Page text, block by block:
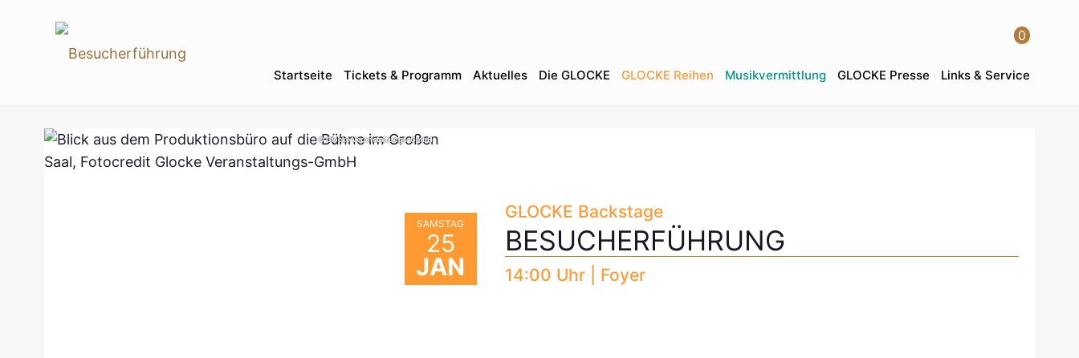
0
Startseite Tickets & Programm Aktuelles Die GLOCKE GLOCKE Reihen Musikvermittlung GLOCKE Presse Links & Service
SAMSTAG
25
JAN
© Glocke Veranstaltungs-GmbH
GLOCKE Backstage
BESUCHERFÜHRUNG
14:00 Uhr | Foyer